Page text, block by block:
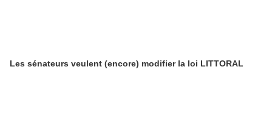
Les sénateurs veulent (encore) modifier la loi LITTORAL